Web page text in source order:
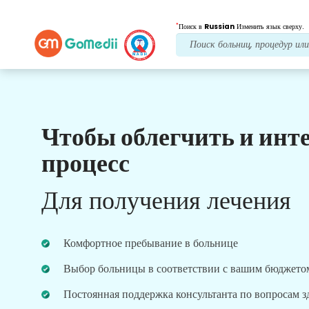
*Поиск в Russian Изменить язык сверху.
Чтобы облегчить и
процесс
Для получения лечения
Комфортное пребывание в больнице
Выбор больницы в соответствии с вашим
Постоянная поддержка консультанта по вопросам
Наши преимущества
Лечение после
последующий уход
Получите круглосуточную медицинскую
Регулярные обновления о ваших потребностях в